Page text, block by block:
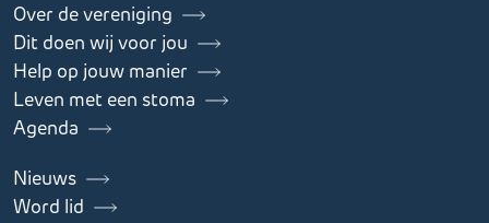
Over de vereniging
Dit doen wij voor jou
Help op jouw manier
Leven met een stoma
Agenda
Nieuws
Word lid